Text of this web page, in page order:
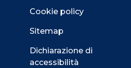
Cookie policy
Sitemap
Dichiarazione di
accessibilità